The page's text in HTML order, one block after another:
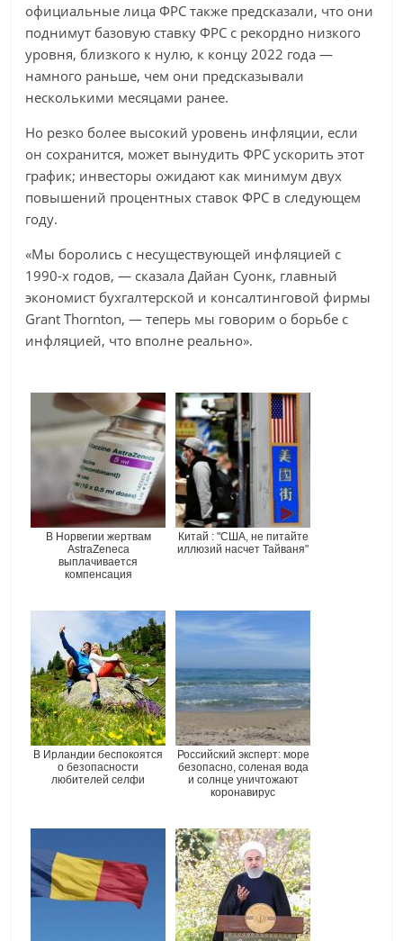
официальные лица ФРС также предсказали, что они
поднимут базовую ставку ФРС с рекордно низкого
уровня, близкого к нулю, к концу 2022 года —
намного раньше, чем они предсказывали
несколькими месяцами ранее.
Но резко более высокий уровень инфляции, если
он сохранится, может вынудить ФРС ускорить этот
график; инвесторы ожидают как минимум двух
повышений процентных ставок ФРС в следующем
году.
«Мы боролись с несуществующей инфляцией с
1990-х годов, — сказала Дайан Суонк, главный
экономист бухгалтерской и консалтинговой фирмы
Grant Thornton, — теперь мы говорим о борьбе с
инфляцией, что вполне реально».
В Норвегии жертвам
AstraZeneca
выплачивается
компенсация
Китай : "США, не питайте
иллюзий насчет Тайваня"
В Ирландии беспокоятся
о безопасности
любителей селфи
Российский эксперт: море
безопасно, соленая вода
и солнце уничтожают
коронавирус